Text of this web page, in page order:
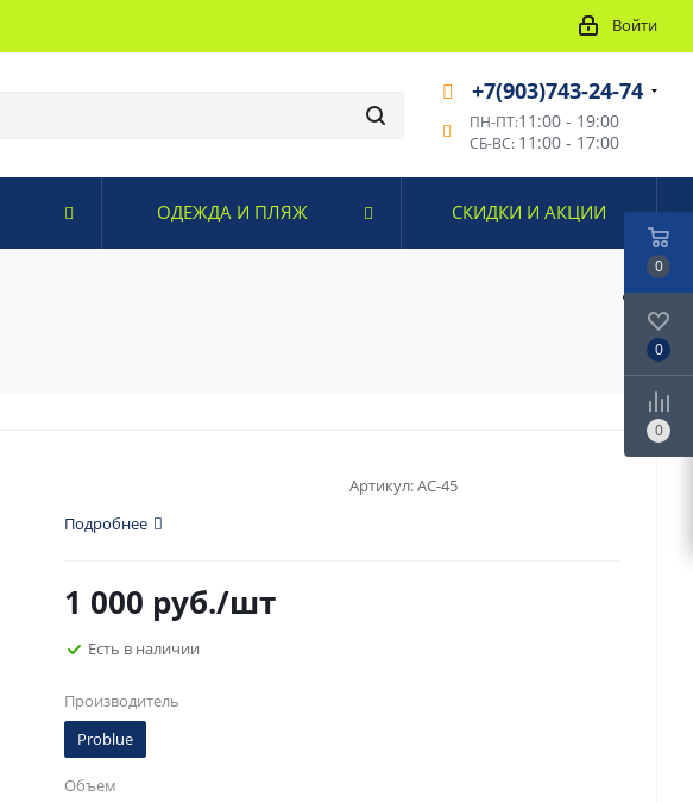
Войти
+7(903)743-24-74
ПН-ПТ:11:00 - 19:00
СБ-ВС: 11:00 - 17:00
ОДЕЖДА И ПЛЯЖ СКИДКИ И АКЦИИ
Артикул:AC-45
Подробнее
1 000 руб./шт
Есть в наличии
Производитель
Problue
Объем
0
0
0